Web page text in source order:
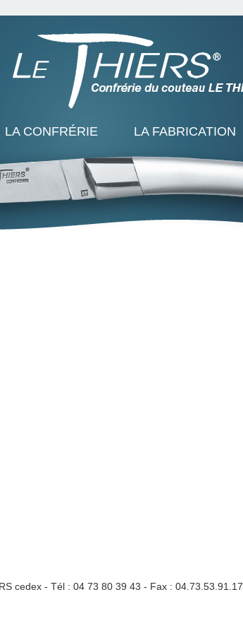
LA CONFRÉRIE LA FABRICATION
cedex - Tél : 04 73 80 39 43 - Fax : 04.73.53.91.17